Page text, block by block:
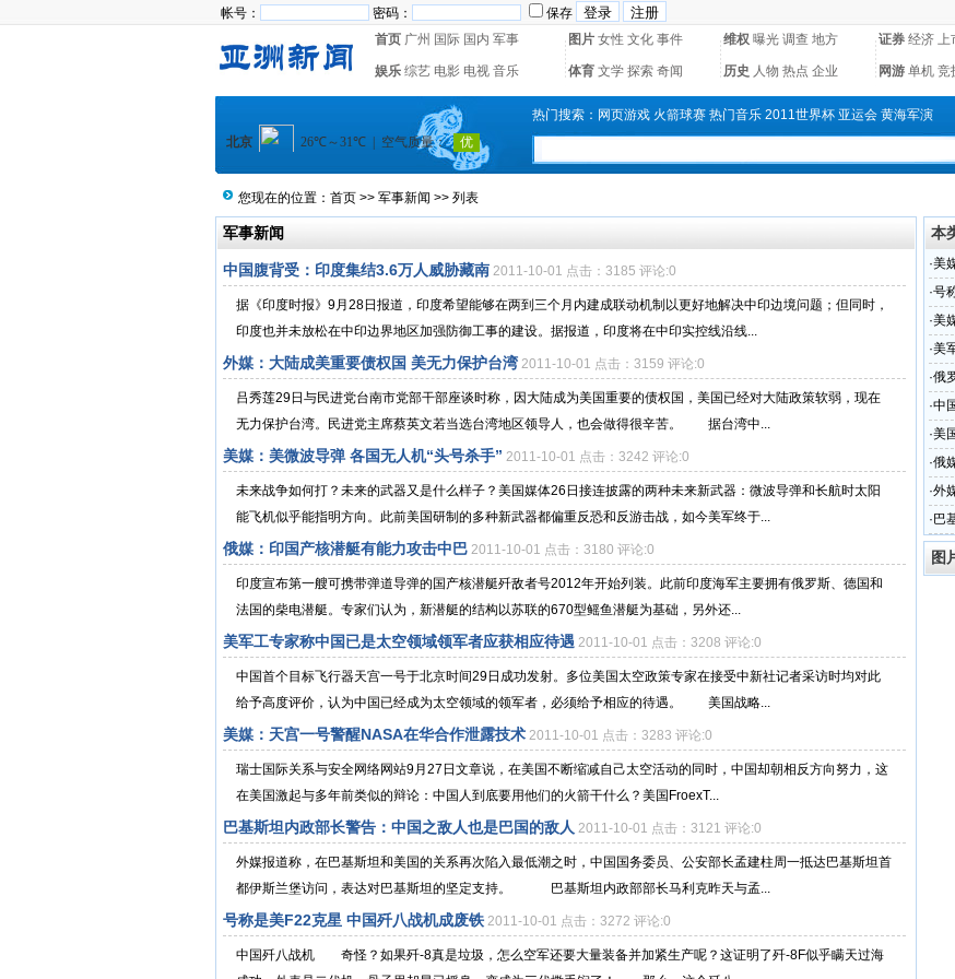
帐号： 密码： 保存
首页 广州 国际 国内 军事 图片 女性 文化 事件 维权 曝光 调查 地方 证券 经济 上
娱乐 综艺 电影 电视 音乐 体育 文学 探索 奇闻 历史 人物 热点 企业 网游 单机 竞
热门搜索： 网页游戏 火箭球赛 热门音乐 2011世界杯 亚运会 黄海军演
您现在的位置： 首页 >> 军事新闻 >> 列表
军事新闻
中国腹背受：印度集结3.6万人威胁藏南 2011-10-01 点击：3185 评论:0
据《印度时报》9月28日报道，印度希望能够在两到三个月内建成联动机制以更好地解决中印边境问题；但同时，
印度也并未放松在中印边界地区加强防御工事的建设。据报道，印度将在中印实控线沿线...
外媒：大陆成美重要债权国 美无力保护台湾 2011-10-01 点击：3159 评论:0
吕秀莲29日与民进党台南市党部干部座谈时称，因大陆成为美国重要的债权国，美国已经对大陆政策软弱，现在
无力保护台湾。民进党主席蔡英文若当选台湾地区领导人，也会做得很辛苦。 据台湾中...
美媒：美微波导弹 各国无人机“头号杀手” 2011-10-01 点击：3242 评论:0
未来战争如何打？未来的武器又是什么样子？美国媒体26日接连披露的两种未来新武器：微波导弹和长航时太阳
能飞机似乎能指明方向。此前美国研制的多种新武器都偏重反恐和反游击战，如今美军终于...
俄媒：印国产核潜艇有能力攻击中巴 2011-10-01 点击：3180 评论:0
印度宣布第一艘可携带弹道导弹的国产核潜艇歼敌者号2012年开始列装。此前印度海军主要拥有俄罗斯、德国和
法国的柴电潜艇。专家们认为，新潜艇的结构以苏联的670型鳐鱼潜艇为基础，另外还...
美军工专家称中国已是太空领域领军者应获相应待遇 2011-10-01 点击：3208 评论:0
中国首个目标飞行器天宫一号于北京时间29日成功发射。多位美国太空政策专家在接受中新社记者采访时均对此
给予高度评价，认为中国已经成为太空领域的领军者，必须给予相应的待遇。 美国战略...
美媒：天宫一号警醒NASA在华合作泄露技术 2011-10-01 点击：3283 评论:0
瑞士国际关系与安全网络网站9月27日文章说，在美国不断缩减自己太空活动的同时，中国却朝相反方向努力，这
在美国激起与多年前类似的辩论：中国人到底要用他们的火箭干什么？美国FroexT...
巴基斯坦内政部长警告：中国之敌人也是巴国的敌人 2011-10-01 点击：3121 评论:0
外媒报道称，在巴基斯坦和美国的关系再次陷入最低潮之时，中国国务委员、公安部长孟建柱周一抵达巴基斯坦首
都伊斯兰堡访问，表达对巴基斯坦的坚定支持。 巴基斯坦内政部部长马利克昨天与孟...
号称是美F22克星 中国歼八战机成废铁 2011-10-01 点击：3272 评论:0
中国歼八战机 奇怪？如果歼-8真是垃圾，怎么空军还要大量装备并加紧生产呢？这证明了歼-8F似乎瞒天过海
本
·美
·号
·美
·美
待遇
·俄
·中
·美
·俄
·外
· 巴
敌人
图